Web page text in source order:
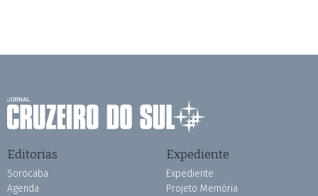
Editorias
Sorocaba
Agenda
Expediente
Expediente
Projeto Memória